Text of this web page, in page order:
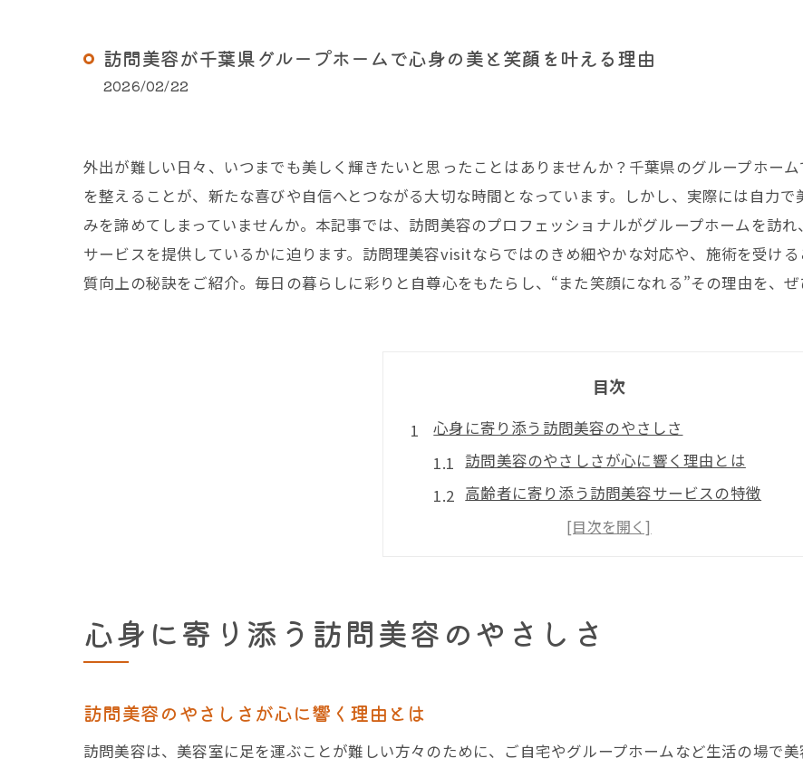
訪問美容が千葉県グループホームで心身の美と笑顔を叶える理由
2026/02/22
外出が難しい日々、いつまでも美しく輝きたいと思ったことはありませんか？千葉県のグループホー
を整えることが、新たな喜びや自信へとつながる大切な時間となっています。しかし、実際には自力
みを諦めてしまっていませんか。本記事では、訪問美容のプロフェッショナルがグループホームを訪
サービスを提供しているかに迫ります。訪問理美容visitならではのきめ細やかな対応や、施術を受け
質向上の秘訣をご紹介。毎日の暮らしに彩りと自尊心をもたらし、“また笑顔になれる”その理由を、ぜ
目次
心身に寄り添う訪問美容のやさしさ
訪問美容のやさしさが心に響く理由とは
高齢者に寄り添う訪問美容サービスの特徴
訪問理美容visitならではの安心感と信頼
グループホームで叶う新しい美の体験
訪問理美容visitが提案する美の時間とは
心身に寄り添う訪問美容のやさしさ
訪問美容のやさしさが心に響く理由とは
訪問美容は、美容室に足を運ぶことが難しい方々のために、ご自宅やグループホームなど生活の場で